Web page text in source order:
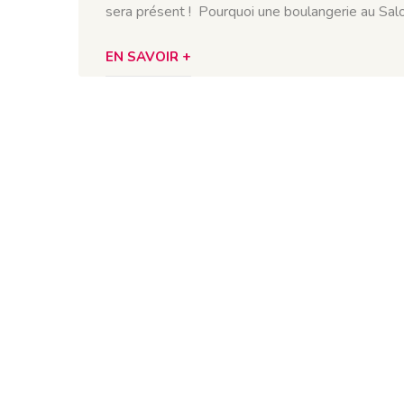
sera présent ! Pourquoi une boulangerie au
EN SAVOIR +